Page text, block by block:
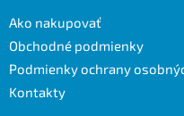
Ako nakupovať
Obchodné podmienky
Podmienky ochrany
Kontakty